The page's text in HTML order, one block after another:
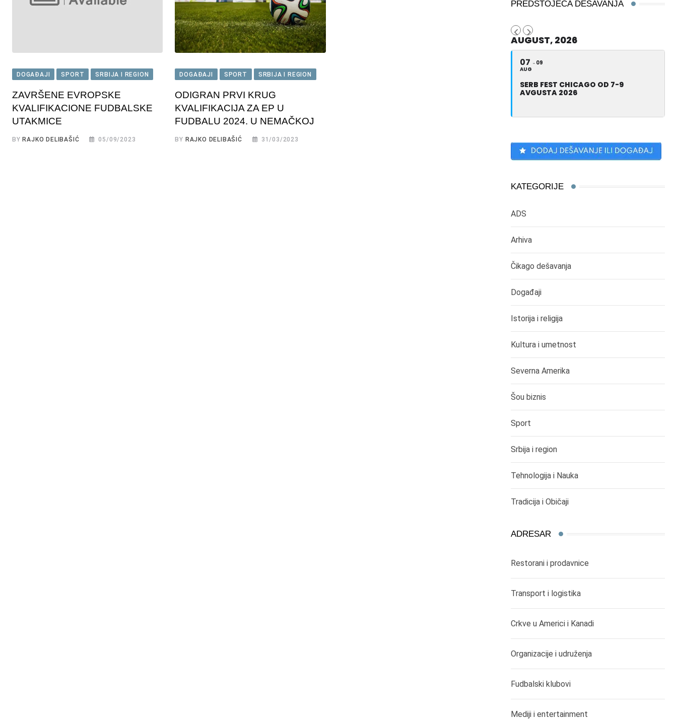
DOGAĐAJI SPORT SRBIJA I REGION
ZAVRŠENE EVROPSKE
KVALIFIKACIONE FUDBALSKE
UTAKMICE
BY RAJKO DELIBAŠIĆ 05/09/2023
DOGAĐAJI SPORT SRBIJA I REGION
ODIGRAN PRVI KRUG
KVALIFIKACIJA ZA EP U
FUDBALU 2024. U NEMAČKOJ
BY RAJKO DELIBAŠIĆ 31/03/2023
PREDSTOJEĆA DEŠAVANJA
AUGUST, 2026
07
AUG
09
SERB FEST CHICAGO OD 7-9
AVGUSTA 2026
KATEGORIJE
ADS
Arhiva
Čikago dešavanja
Događaji
Istorija i religija
Kultura i umetnost
Severna Amerika
Šou biznis
Sport
Srbija i region
Tehnologija i Nauka
Tradicija i Običaji
ADRESAR
Restorani i prodavnice
Transport i logistika
Crkve u Americi i Kanadi
Organizacije i udruženja
Fudbalski klubovi
Mediji i entertainment